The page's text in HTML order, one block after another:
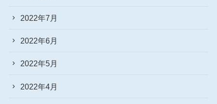
2022年7月
2022年6月
2022年5月
2022年4月